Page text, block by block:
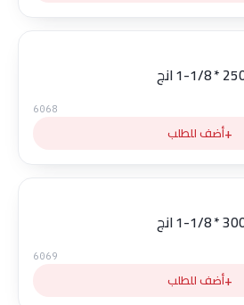
6068
+أضف للطلب
6069
+أضف للطلب